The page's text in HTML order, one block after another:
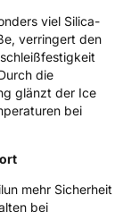
viel Silica-
verringert den
die
glänzt der Ice
bei
mehr Sicherheit
bei